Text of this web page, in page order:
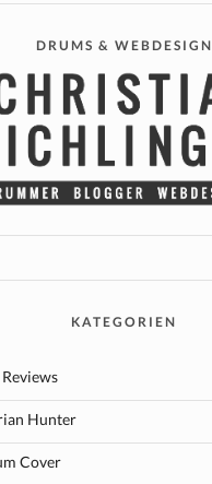
DRUMS & WEBDESIGN
KATEGORIEN
Hunter
Cover